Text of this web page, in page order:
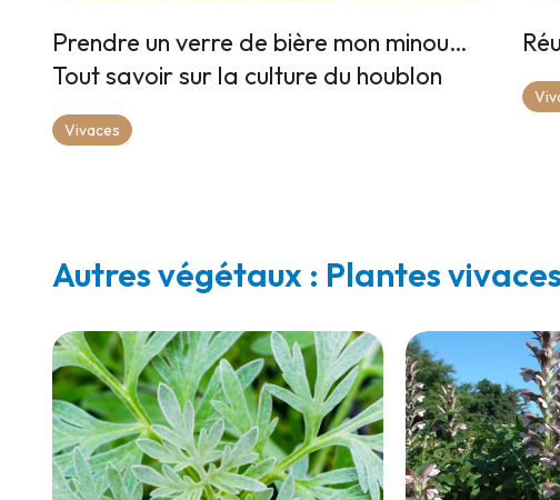
Prendre un verre de bière mon minou…
Tout savoir sur la culture du houblon
Vivaces
Autres végétaux : Plantes vivaces